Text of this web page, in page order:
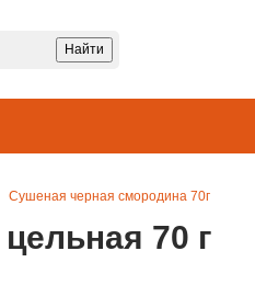
Сушеная черная смородина 70г
70 г